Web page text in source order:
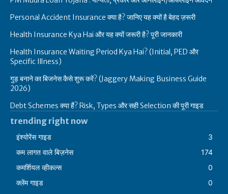
Personal Accident Insurance क्या है? जानिए यह क्यों है बेहद ज़रूरी
Health Insurance Kya Hai और यह क्यों जरूरी है? पूरी जानकारी
Health Insurance Waiting Period Kya Hai? (Initial, PED और
Specific Illness)
गुड़ बनाने का बिजनेस कैसे शुरू करें? (Jaggery Making Business Guide
2026)
Debt Schemes क्या हैं? Risk, Types और सही Selection की पूरी गाइड
trending right now
इंश्योरेंस गाइड
3
कम लागत वाले बिज़नेस
174
कमर्शियल व्हीकल्स
0
क्लेंम गाइड
0